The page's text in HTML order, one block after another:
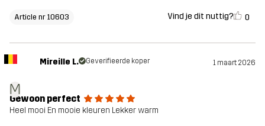
Article nr 10603 Vind je dit nuttig? 0
M
Mireille L. Geverifieerde koper 1 maart 2026
Gewoon perfect
Heel mooi En mooie kleuren Lekker warm